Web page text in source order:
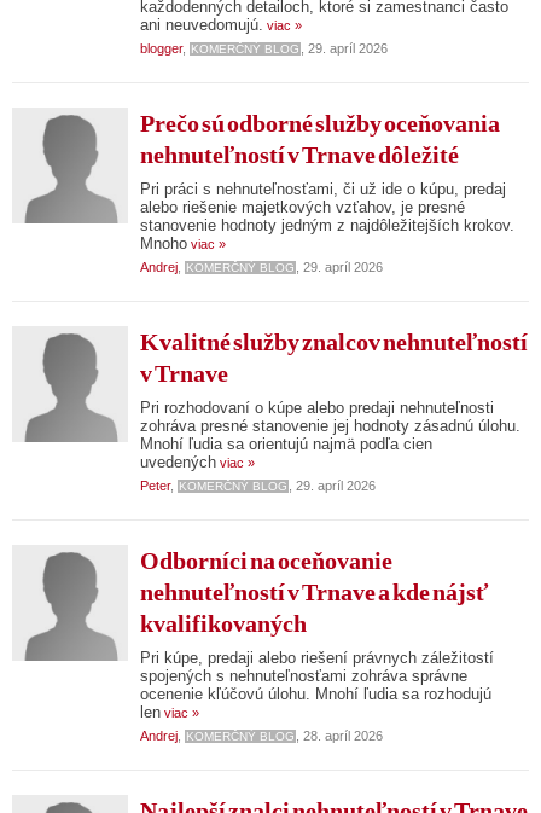
každodenných detailoch, ktoré si zamestnanci často
ani neuvedomujú. viac »
blogger, KOMERČNÝ BLOG , 29. apríl 2026
Prečo sú odborné služby oceňovania
nehnuteľností v Trnave dôležité
Pri práci s nehnuteľnosťami, či už ide o kúpu, predaj
alebo riešenie majetkových vzťahov, je presné
stanovenie hodnoty jedným z najdôležitejších krokov.
Mnoho viac »
Andrej
KOMERČNÝ BLOG , 29. apríl 2026
Kvalitné služby znalcov nehnuteľností
v Trnave
Pri rozhodovaní o kúpe alebo predaji nehnuteľnosti
zohráva presné stanovenie jej hodnoty zásadnú úlohu.
Mnohí ľudia sa orientujú najmä podľa cien
uvedených viac »
Peter, KOMERČNÝ BLOG , 29. apríl 2026
Odborníci na oceňovanie
nehnuteľností v Trnave a kde nájsť
kvalifikovaných
Pri kúpe, predaji alebo riešení právnych záležitostí
spojených s nehnuteľnosťami zohráva správne
ocenenie kľúčovú úlohu. Mnohí ľudia sa rozhodujú
len viac »
Andrej
KOMERČNÝ BLOG , 28. apríl 2026